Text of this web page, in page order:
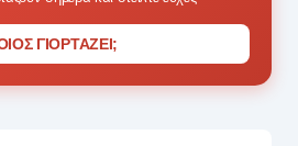
ΓΙΟΡΤΑΖΕΙ;